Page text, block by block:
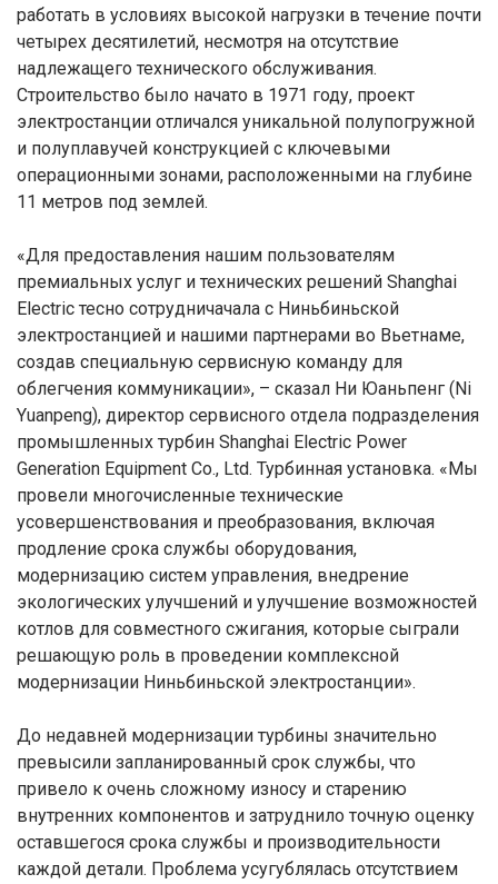
работать в условиях высокой нагрузки в течение почти
четырех десятилетий, несмотря на отсутствие
надлежащего технического обслуживания.
Строительство было начато в 1971 году, проект
электростанции отличался уникальной полупогружной
и полуплавучей конструкцией с ключевыми
операционными зонами, расположенными на глубине
11 метров под землей.
«Для предоставления нашим пользователям
премиальных услуг и технических решений Shanghai
Electric тесно сотрудничачала с Ниньбиньской
электростанцией и нашими партнерами во Вьетнаме,
создав специальную сервисную команду для
облегчения коммуникации», – сказал Ни Юаньпенг (Ni
Yuanpeng), директор сервисного отдела подразделения
промышленных турбин Shanghai Electric Power
Generation Equipment Co., Ltd. Турбинная установка. «Мы
провели многочисленные технические
усовершенствования и преобразования, включая
продление срока службы оборудования,
модернизацию систем управления, внедрение
экологических улучшений и улучшение возможностей
котлов для совместного сжигания, которые сыграли
решающую роль в проведении комплексной
модернизации Ниньбиньской электростанции».
До недавней модернизации турбины значительно
превысили запланированный срок службы, что
привело к очень сложному износу и старению
внутренних компонентов и затруднило точную оценку
оставшегося срока службы и производительности
каждой детали. Проблема усугублялась отсутствием